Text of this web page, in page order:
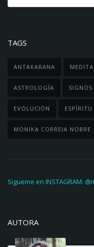
TAGS
ANTAKARANA
ASTROLOGÍA SIGNOS
EVOLUCIÓN ESPÍRITU
MONIKA CORREIA NOBRE
Sigueme en INSTAGRAM:
AUTORA